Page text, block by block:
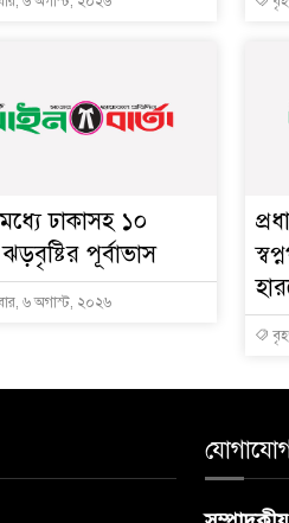
ঢাকাসহ ১০
পূর্বাভাস
৬ অগাস্ট, ২০২৬